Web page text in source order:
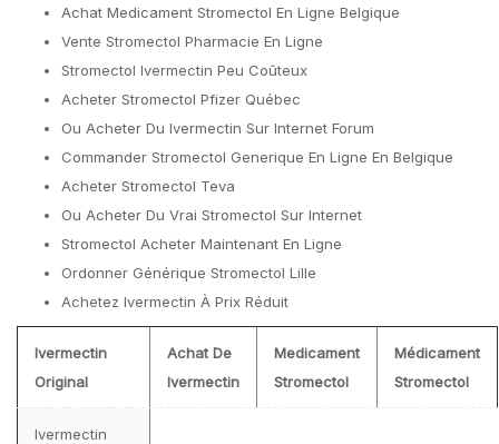
Achat Medicament Stromectol En Ligne Belgique
Vente Stromectol Pharmacie En Ligne
Stromectol Ivermectin Peu Coûteux
Acheter Stromectol Pfizer Québec
Ou Acheter Du Ivermectin Sur Internet Forum
Commander Stromectol Generique En Ligne En Belgique
Acheter Stromectol Teva
Ou Acheter Du Vrai Stromectol Sur Internet
Stromectol Acheter Maintenant En Ligne
Ordonner Générique Stromectol Lille
Achetez Ivermectin À Prix Réduit
Ivermectin
Original
Achat De
Ivermectin
Medicament
Stromectol
Médicament
Stromectol
Ivermectin